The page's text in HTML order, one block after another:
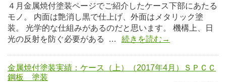
４月金属焼付塗装ページでご紹介したケース下部にあたる
モノ。 内面は艶消し黒で仕上げ、外面はメタリック塗
装。 光学的な仕組みがあるのだと思います。 機構上、日
光の反射を防ぐ必要がある …
続きを読む→
金属焼付塗装実績：ケース（上）（2017年4月）ＳＰＣＣ
鋼板 塗装